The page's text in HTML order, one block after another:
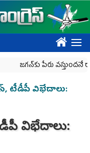
????
జగన్‌కు పేరు వస్తుందనే
టీడీపీ విభేదాలు:
విభేదాలు: